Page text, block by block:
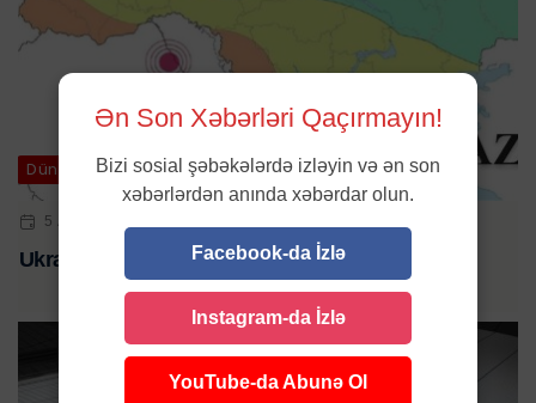
Dünya
5 AVQ 2024 | 19:09
Ukraynada güclü zəlzələ GÖZLƏNİLİR
Ən Son Xəbərləri Qaçırmayın!
Bizi sosial şəbəkələrdə izləyin və ən son
xəbərlərdən anında xəbərdar olun.
Facebook-da İzlə
Instagram-da İzlə
YouTube-da Abunə Ol